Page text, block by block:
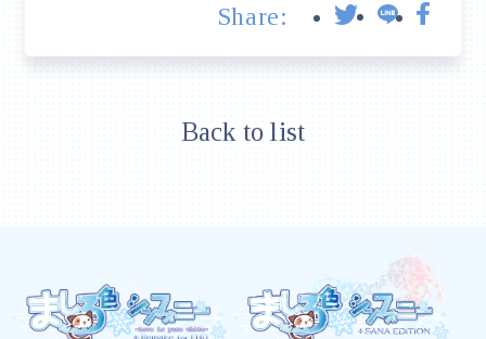
Share:
Back to list